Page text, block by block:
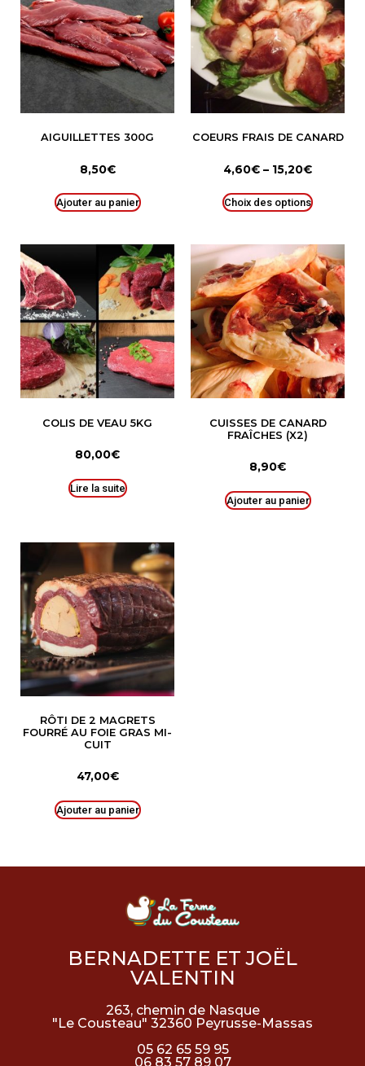
AIGUILLETTES 300G
8,50€
Ajouter au panier
COEURS FRAIS DE CANARD
4,60€ – 15,20€
Choix des options
COLIS DE VEAU 5KG
80,00€
Lire la suite
CUISSES DE CANARD
FRAÎCHES (X2)
8,90€
Ajouter au panier
RÔTI DE 2 MAGRETS
FOURRÉ AU FOIE GRAS MI-
CUIT
47,00€
Ajouter au panier
BERNADETTE ET JOËL
VALENTIN
263, chemin de Nasque
"Le Cousteau" 32360 Peyrusse-Massas
05 62 65 59 95
06 83 57 89 07